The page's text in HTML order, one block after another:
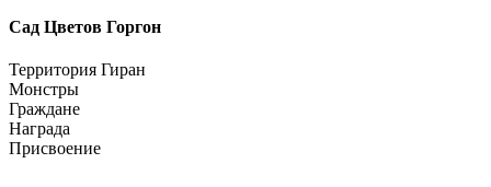
Сад Цветов Горгон
Территория Гиран
Монстры
Граждане
Награда
Присвоение